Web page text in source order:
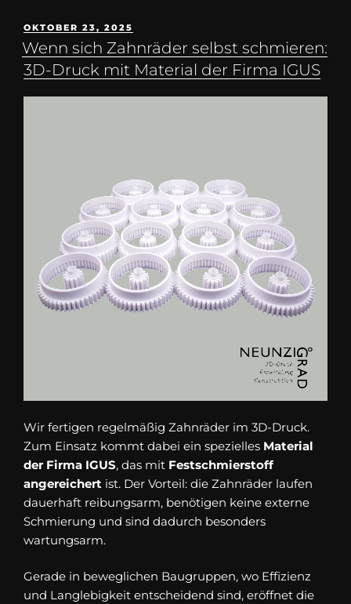
OKTOBER 23, 2025
Wenn sich Zahnräder selbst schmieren:
3D-Druck mit Material der Firma IGUS
Wir fertigen regelmäßig Zahnräder im 3D-Druck.
Zum Einsatz kommt dabei ein spezielles Material
der Firma IGUS, das mit Festschmierstoff
angereichert ist. Der Vorteil: die Zahnräder laufen
dauerhaft reibungsarm, benötigen keine externe
Schmierung und sind dadurch besonders
wartungsarm.
Gerade in beweglichen Baugruppen, wo Effizienz
und Langlebigkeit entscheidend sind, eröffnet die